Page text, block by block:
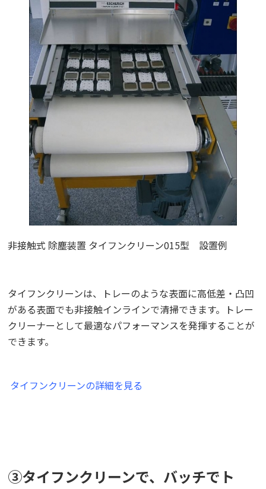
非接触式 除塵装置 タイフンクリーン015型 設置例
タイフンクリーンは、トレーのような表面に高低差・凸凹
がある表面でも非接触インラインで清掃できます。トレー
クリーナーとして最適なパフォーマンスを発揮することが
できます。
タイフンクリーンの詳細を見る
③タイフンクリーンで、バッチでト